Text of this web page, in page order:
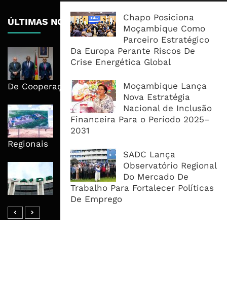
Chapo Posiciona
Moçambique Como
Parceiro Estratégico
Da Europa Perante Riscos De
Crise Energética Global
Moçambique Lança
Nova Estratégia
Nacional de Inclusão
Financeira Para o Período 2025–
2031
SADC Lança
Observatório Regional
Do Mercado De
Trabalho Para Fortalecer Políticas
De Emprego
ÚLTIMAS NOTÍCIAS
Moçambique E ECA Colocam
Emprego, Industrialização E
De Cooperação
Nova Capacidade Cimenteira Coloca
Moçambique No Caminho Da Auto-
Suficiência E Das Exportações
Regionais
AfDB Aprova US$265 Milhões E
Acelera Ligação Da Zâmbia Ao
Corredor Do Lobito